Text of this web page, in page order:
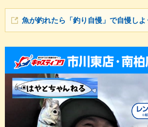
魚が釣れたら「釣り自慢」で自慢しよ